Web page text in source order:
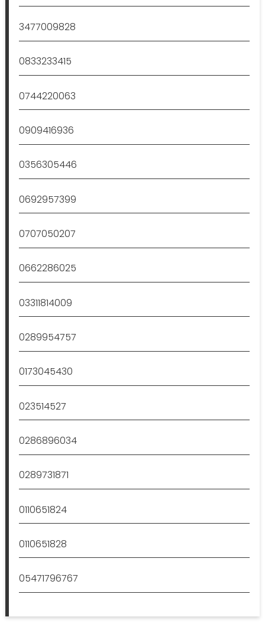
3477009828
0833233415
0744220063
0909416936
0356305446
0692957399
0707050207
0662286025
03311814009
0289954757
0173045430
023514527
0286896034
0289731871
0110651824
0110651828
05471796767